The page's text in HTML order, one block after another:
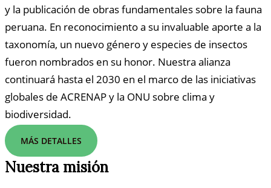
y la publicación de obras fundamentales sobre la fauna
peruana. En reconocimiento a su invaluable aporte a la
taxonomía, un nuevo género y especies de insectos
fueron nombrados en su honor. Nuestra alianza
continuará hasta el 2030 en el marco de las iniciativas
globales de ACRENAP y la ONU sobre clima y
biodiversidad.
MÁS DETALLES
Nuestra misión